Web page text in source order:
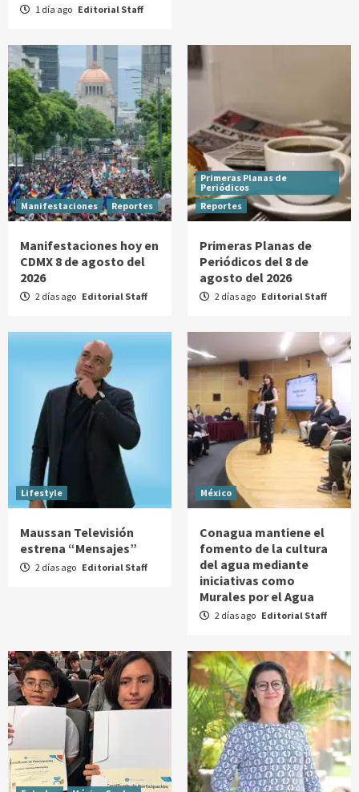
1 día ago Editorial Staff
Manifestaciones Reportes
Manifestaciones hoy en
CDMX 8 de agosto del
2026
2 días ago Editorial Staff
Primeras Planas de
Periódicos
Reportes
Primeras Planas de
Periódicos del 8 de
agosto del 2026
2 días ago Editorial Staff
Lifestyle
Maussan Televisión
estrena “Mensajes”
2 días ago Editorial Staff
México
Conagua mantiene el
fomento de la cultura
del agua mediante
iniciativas como
Murales por el Agua
2 días ago Editorial Staff